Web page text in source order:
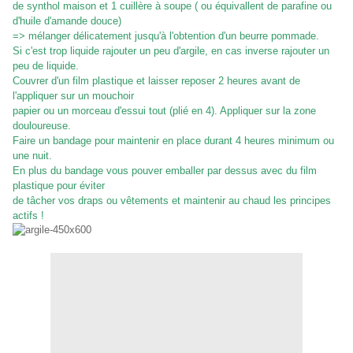
de synthol maison et 1 cuillère à soupe ( ou équivallent de parafine ou
d'huile d'amande douce)
=> mélanger délicatement jusqu'à l'obtention d'un beurre pommade.
Si c'est trop liquide rajouter un peu d'argile, en cas inverse rajouter un
peu de liquide.
Couvrer d'un film plastique et laisser reposer 2 heures avant de
l'appliquer sur un mouchoir
papier ou un morceau d'essui tout (plié en 4). Appliquer sur la zone
douloureuse.
Faire un bandage pour maintenir en place durant 4 heures minimum ou
une nuit.
En plus du bandage vous pouver emballer par dessus avec du film
plastique pour éviter
de tâcher vos draps ou vêtements et maintenir au chaud les principes
actifs !